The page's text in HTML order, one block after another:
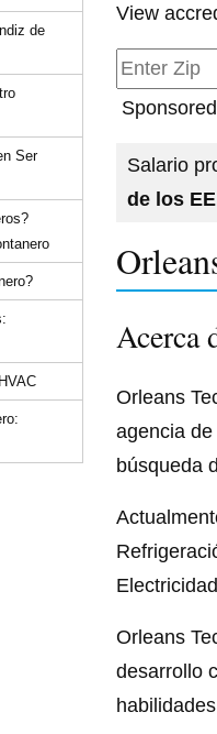
de
Ser
View
Salario
de los
Acerca
Orleans
agencia
búsqueda
Orleans
desarrollo